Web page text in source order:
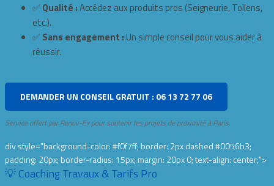
✅ Qualité :Accédez aux produits pros (Seigneurie, Tollens,
etc.).
✅ Sans engagement : Un simple conseil pour vous aider à
réussir.
DEMANDER UN CONSEIL GRATUIT : 06 13 72 77 06
Service offert par Renov-Ex pour soutenir les projets de proximité à Paris.
div style="background-color: #f0f7ff; border: 2px dashed #0056b3;
padding: 20px; border-radius: 15px; margin: 20px 0; text-align: center;">
💡 Coaching Travaux & Tarifs Pro